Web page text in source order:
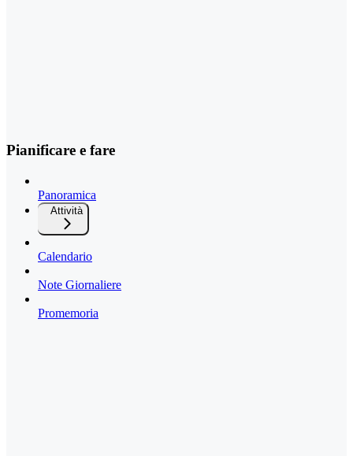
Pianificare e fare
Panoramica
Attività
Calendario
Note Giornaliere
Promemoria